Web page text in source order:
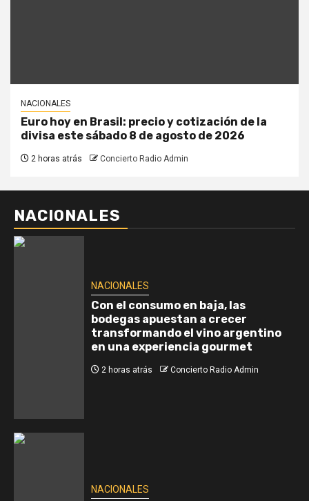
NACIONALES
Euro hoy en Brasil: precio y cotización de la
divisa este sábado 8 de agosto de 2026
2 horas atrás Concierto Radio Admin
NACIONALES
NACIONALES
Con el consumo en baja, las
bodegas apuestan a crecer
transformando el vino argentino
en una experiencia gourmet
2 horas atrás Concierto Radio Admin
NACIONALES